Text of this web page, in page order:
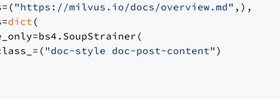
"https://milvus.io/docs/overview.md" ,),
dict (
"doc-style doc-post-content" )